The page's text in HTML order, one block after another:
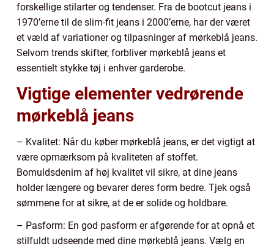
forskellige stilarter og tendenser. Fra de bootcut jeans i
1970’erne til de slim-fit jeans i 2000’erne, har der været
et væld af variationer og tilpasninger af mørkeblå jeans.
Selvom trends skifter, forbliver mørkeblå jeans et
essentielt stykke tøj i enhver garderobe.
Vigtige elementer vedrørende
mørkeblå jeans
– Kvalitet: Når du køber mørkeblå jeans, er det vigtigt at
være opmærksom på kvaliteten af stoffet.
Bomuldsdenim af høj kvalitet vil sikre, at dine jeans
holder længere og bevarer deres form bedre. Tjek også
sømmene for at sikre, at de er solide og holdbare.
– Pasform: En god pasform er afgørende for at opnå et
stilfuldt udseende med dine mørkeblå jeans. Vælg en